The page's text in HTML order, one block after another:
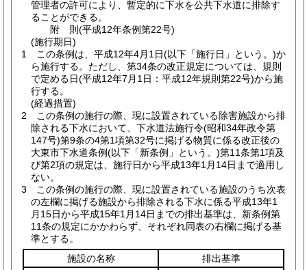
管理者の許可により、暫定的に下水を公共下水道に排除す
ることができる。
附 則(平成12年条例第22号)
(施行期日)
1
この条例は、平成12年4月1日(以下「施行日」という。)か
ら施行する。 ただし、第34条の改正規定については、規則
で定める日(平成12年7月1日：平成12年規則第22号)から施
行する。
(経過措置)
2
この条例の施行の際、現に設置されている除害施設から排
除される下水において、下水道法施行令(昭和34年政令第
147号)第9条の4第1項第32号に掲げる物質に係る改正後の
大東市下水道条例(以下「新条例」という。)第11条第1項及
び第2項の規定は、施行日から平成13年1月14日まで適用し
ない。
3
この条例の施行の際、現に設置されている施設のうち次表
の左欄に掲げる施設から排除される下水に係る平成13年1
月15日から平成15年1月14日までの排出基準は、新条例第
11条の規定にかかわらず、それぞれ同表の右欄に掲げる基
準とする。
施設の名称
排出基準